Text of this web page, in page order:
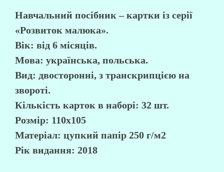
Навчальний посібник – картки із серії
«Розвиток малюка».
Вік: від 6 місяців.
Мова: українська, польська.
Вид: двосторонні, з транскрипцією на
звороті.
Кількість карток в наборі: 32 шт.
Розмір: 110х105
Матеріал: цупкий папір 250 г/м2
Рік видання: 2018